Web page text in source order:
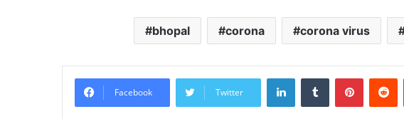
bhopal corona corona virus
Facebook Twitter